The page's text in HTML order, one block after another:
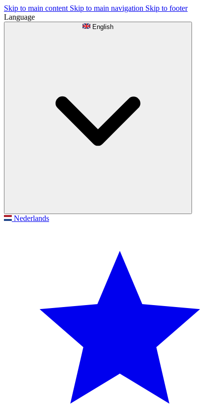
Skip to main content Skip to main navigation Skip to footer
Language
English
Nederlands